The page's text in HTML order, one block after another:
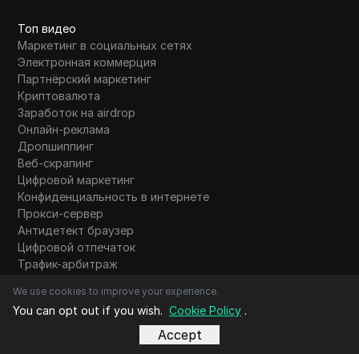
Топ видео
Маркетинг в социальных сетях
Электронная коммерция
Партнёрский маркетинг
Криптовалюта
Заработок на airdrop
Онлайн-реклама
Дропшиппинг
Веб-скрапинг
Цифровой маркетинг
Конфиденциальность в интернете
Прокси-сервер
Антидетект браузер
Цифровой отпечаток
Трафик-арбитраж
Инструменты ИИ
We use cookies to improve your experience.
You can opt out if you wish. Cookie Policy .
Accept